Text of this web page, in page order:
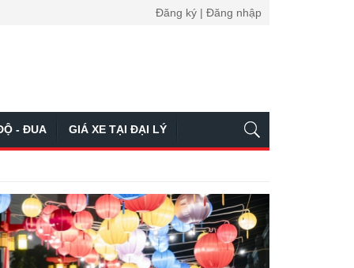
Đăng ký | Đăng nhập
- ĐUA GIÁ XE TẠI ĐẠI LÝ